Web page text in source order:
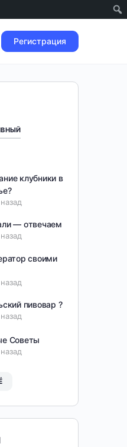
Регистрация
клубники в
— отвечаем
своими
пивовар ?
Советы